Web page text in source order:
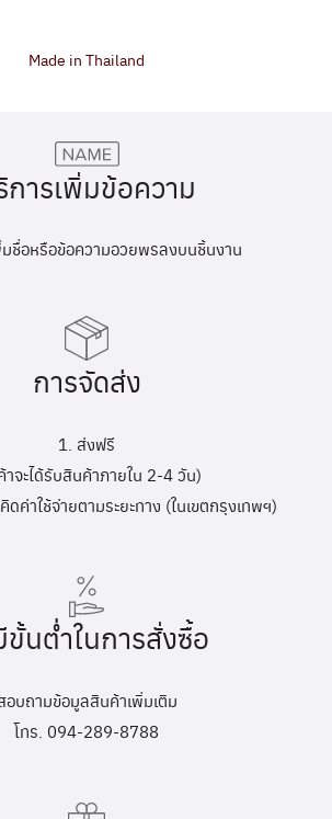
Made in Thailand
การเพิ่มข้อความ
มชื่อหรือข้อความอวยพรลงบนชิ้นงาน
การจัดส่ง
1. ส่งฟรี
าจะได้รับสินค้าภายใน 2-4 วัน)
ค่าใช้จ่ายตามระยะทาง (ในเขตกรุงเทพฯ)
ขั้นต่ำในการสั่งซื้อ
อบถามข้อมูลสินค้าเพิ่มเติม
โทร. 094-289-8788